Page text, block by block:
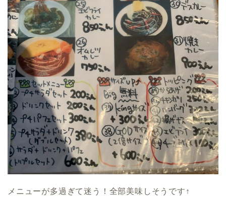
メニューが多過ぎて迷う！全部美味しそうです↑